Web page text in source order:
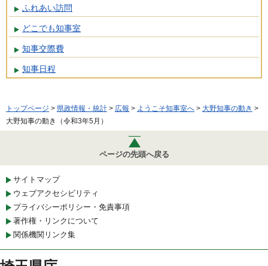
ふれあい訪問
どこでも知事室
知事交際費
知事日程
トップページ > 県政情報・統計 > 広報 > ようこそ知事室へ > 大野知事の動き >
大野知事の動き（令和3年5月）
ページの先頭へ戻る
サイトマップ
ウェブアクセシビリティ
プライバシーポリシー・免責事項
著作権・リンクについて
関係機関リンク集